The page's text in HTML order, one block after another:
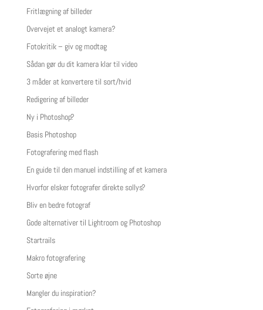
Fritlægning af billeder
Overvejet et analogt kamera?
Fotokritik – giv og modtag
Sådan gør du dit kamera klar til video
3 måder at konvertere til sort/hvid
Redigering af billeder
Ny i Photoshop?
Basis Photoshop
Fotografering med flash
En guide til den manuel indstilling af et kamera
Hvorfor elsker fotografer direkte sollys?
Bliv en bedre fotograf
Gode alternativer til Lightroom og Photoshop
Startrails
Makro fotografering
Sorte øjne
Mangler du inspiration?